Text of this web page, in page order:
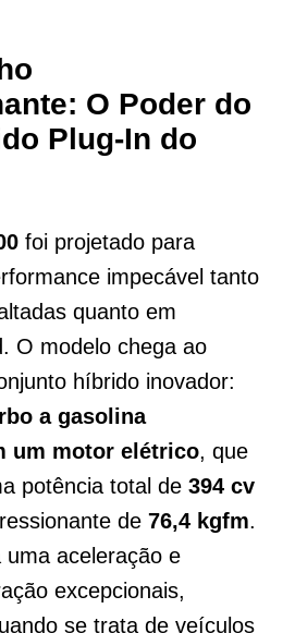
O Poder do
Plug-In do
foi projetado para
impecável tanto
quanto em
O modelo chega ao
híbrido inovador:
a gasolina
um motor elétrico, que
potência total de 394 cv
de 76,4 kgfm.
aceleração e
excepcionais,
se trata de veículos